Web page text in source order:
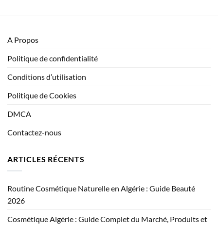
A Propos
Politique de confidentialité
Conditions d’utilisation
Politique de Cookies
DMCA
Contactez-nous
ARTICLES RÉCENTS
Routine Cosmétique Naturelle en Algérie : Guide Beauté
2026
Cosmétique Algérie : Guide Complet du Marché, Produits et